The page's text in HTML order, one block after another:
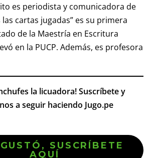
es periodista y comunicadora de
las cartas jugadas” es su primera
de la Maestría en Escritura
en la PUCP. Además, es profesora
la licuadora! Suscríbete y
a seguir haciendo Jugo.pe
SUSCRÍBETE
AQUÍ